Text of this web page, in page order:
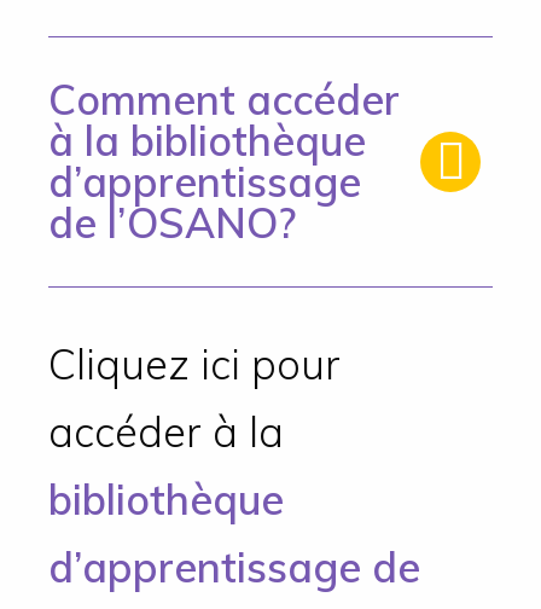
Comment accéder
à la bibliothèque
d’apprentissage
de l’OSANO?
Cliquez ici pour
accéder à la
bibliothèque
d’apprentissage de